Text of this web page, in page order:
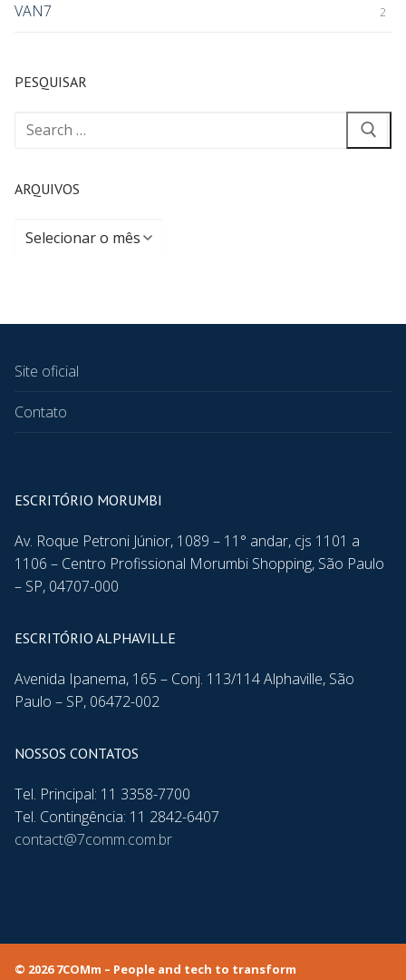
VAN7 2
PESQUISAR
ARQUIVOS
Site oficial
Contato
ESCRITÓRIO MORUMBI
Av. Roque Petroni Júnior, 1089 – 11° andar, cjs 1101 a
1106 – Centro Profissional Morumbi Shopping, São Paulo
– SP, 04707-000
ESCRITÓRIO ALPHAVILLE
Avenida Ipanema, 165 – Conj. 113/114 Alphaville, São
Paulo – SP, 06472-002
NOSSOS CONTATOS
Tel. Principal: 11 3358-7700
Tel. Contingência: 11 2842-6407
contact@7comm.com.br
© 2026 7COMm – People and tech to transform